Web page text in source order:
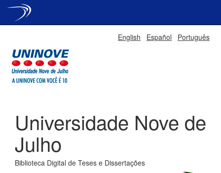
English Español Português
Universidade Nove de
Julho
Biblioteca Digital de Teses e Dissertações